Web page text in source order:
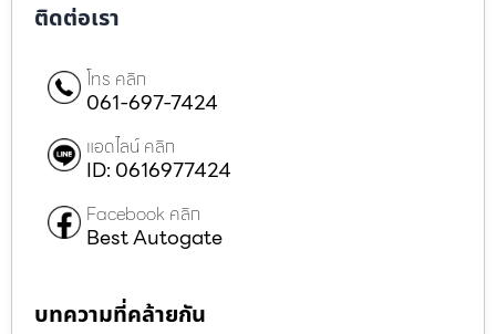
ติดต่อเรา
โทร คลิก
061-697-7424
แอดไลน์ คลิก
ID: 0616977424
Facebook คลิก
Best Autogate
บทความที่คล้ายกัน